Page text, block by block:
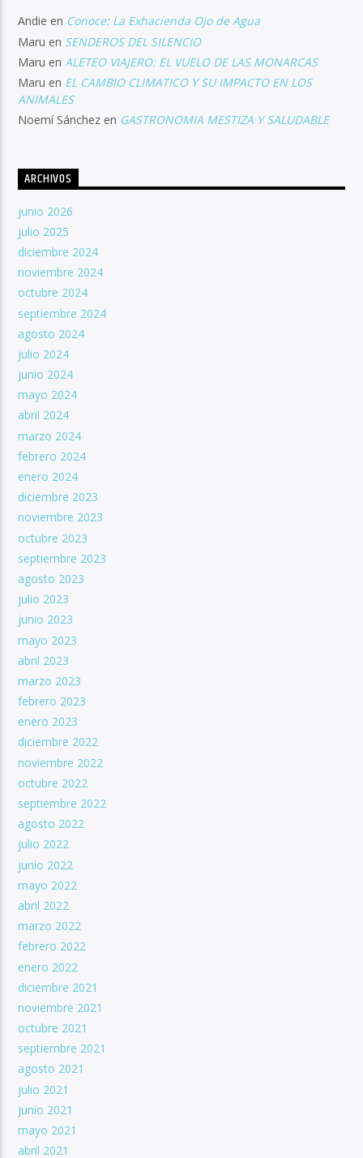
Andie en Conoce: La Exhacienda Ojo de Agua
Maru en SENDEROS DEL SILENCIO
Maru enALETEO VIAJERO: EL VUELO DE LAS MONARCAS
Maru en EL CAMBIO CLIMATICO Y SU IMPACTO EN LOS
ANIMALES
Noemí Sánchez en GASTRONOMIA MESTIZA Y SALUDABLE
ARCHIVOS
junio 2026
julio 2025
diciembre 2024
noviembre 2024
octubre 2024
septiembre 2024
agosto 2024
julio 2024
junio 2024
mayo 2024
abril 2024
marzo 2024
febrero 2024
enero 2024
diciembre 2023
noviembre 2023
octubre 2023
septiembre 2023
agosto 2023
julio 2023
junio 2023
mayo 2023
abril 2023
marzo 2023
febrero 2023
enero 2023
diciembre 2022
noviembre 2022
octubre 2022
septiembre 2022
agosto 2022
julio 2022
junio 2022
mayo 2022
abril 2022
marzo 2022
febrero 2022
enero 2022
diciembre 2021
noviembre 2021
octubre 2021
septiembre 2021
agosto 2021
julio 2021
junio 2021
mayo 2021
abril 2021